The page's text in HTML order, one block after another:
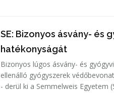
SE: Bizonyos ásvány- és
hatékonyságát
Bizonyos lúgos ásvány- és
ellenálló gyógyszerek
- derül ki a Semmelweis Egyetem